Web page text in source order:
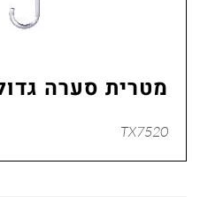
מטרית סערה
TX7520